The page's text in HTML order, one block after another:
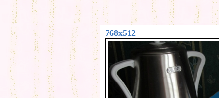
768x512